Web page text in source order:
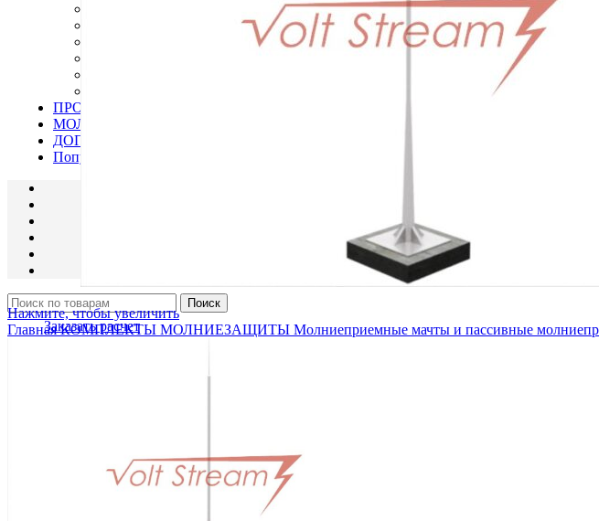
Молниеприемные мачты и пассивные молниеприемники
Дополнительное оборудование
Комплектующие для мачт и молниеприемников
Крепежи, соединители, зажимы, держатели плоского и круглого проводника
ПРОВОДНИКИ
МОЛНИЕПРИЕМНИКИ
ДОПОЛНИТЕЛЬНОЕ ОБОРУДОВАНИЕ
Популярные товары
Поиск
Заказать расчет
Нажмите, чтобы увеличить
ГлавнаяКОМПЛЕКТЫ МОЛНИЕЗАЩИТЫ Молниеприемные мачты и пассивные